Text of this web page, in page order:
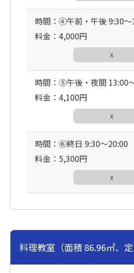
時間：④午前・午後 9:30〜
料金：4,000円
☓
時間：⑤午後・夜間 13:00
料金：4,100円
☓
時間：⑥終日 9:30〜20:00
料金：5,300円
☓
料理教室（面積 86.96㎡、定